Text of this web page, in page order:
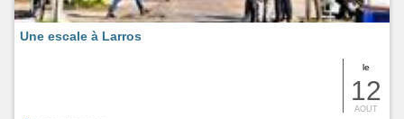
le
12
AOUT
Une escale à Larros